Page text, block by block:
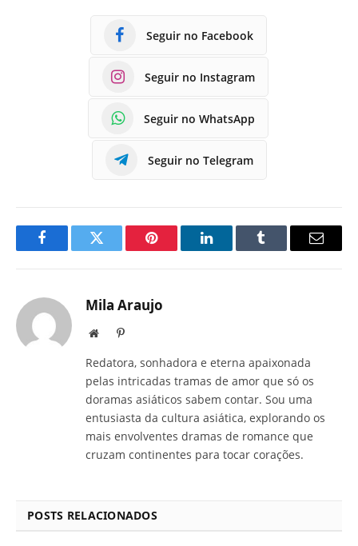
Seguir no Facebook
Seguir no Instagram
Seguir no WhatsApp
Seguir no Telegram
FacebookTwitter Pinterest LinkedInTumblr
E-
Mila Araujo
Site Pinterest
Redatora, sonhadora e eterna apaixonada
pelas intricadas tramas de amor que só os
doramas asiáticos sabem contar. Sou uma
entusiasta da cultura asiática, explorando os
mais envolventes dramas de romance que
cruzam continentes para tocar corações.
POSTS RELACIONADOS